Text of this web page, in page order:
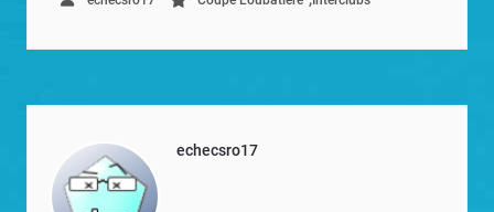
echecsro17